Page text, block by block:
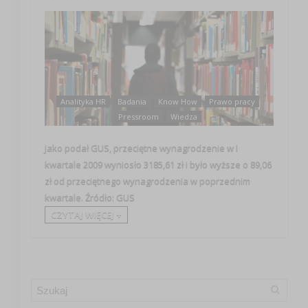
Analityka HR Badania Know How
Prawo pracy
Pressroom
Wiedza
Jako podał GUS, przeciętne wynagrodzenie w I
kwartale 2009 wyniosło 3185,61 zł i było wyższe o 89,06
zł od przeciętnego wynagrodzenia w poprzednim
kwartale. Źródło: GUS
CZYTAJ WIĘCEJ +